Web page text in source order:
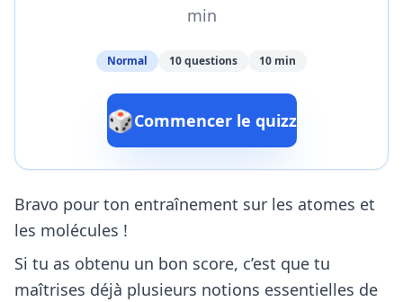
min
Normal 10 questions 10 min
🎲Commencer le quizz
Bravo pour ton entraînement sur les atomes et
les molécules !
Si tu as obtenu un bon score, c’est que tu
maîtrises déjà plusieurs notions essentielles de